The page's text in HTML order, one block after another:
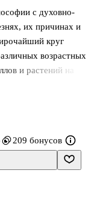
с духовно-
их причинах и
круг
возрастных
и растений на
209 бонусов